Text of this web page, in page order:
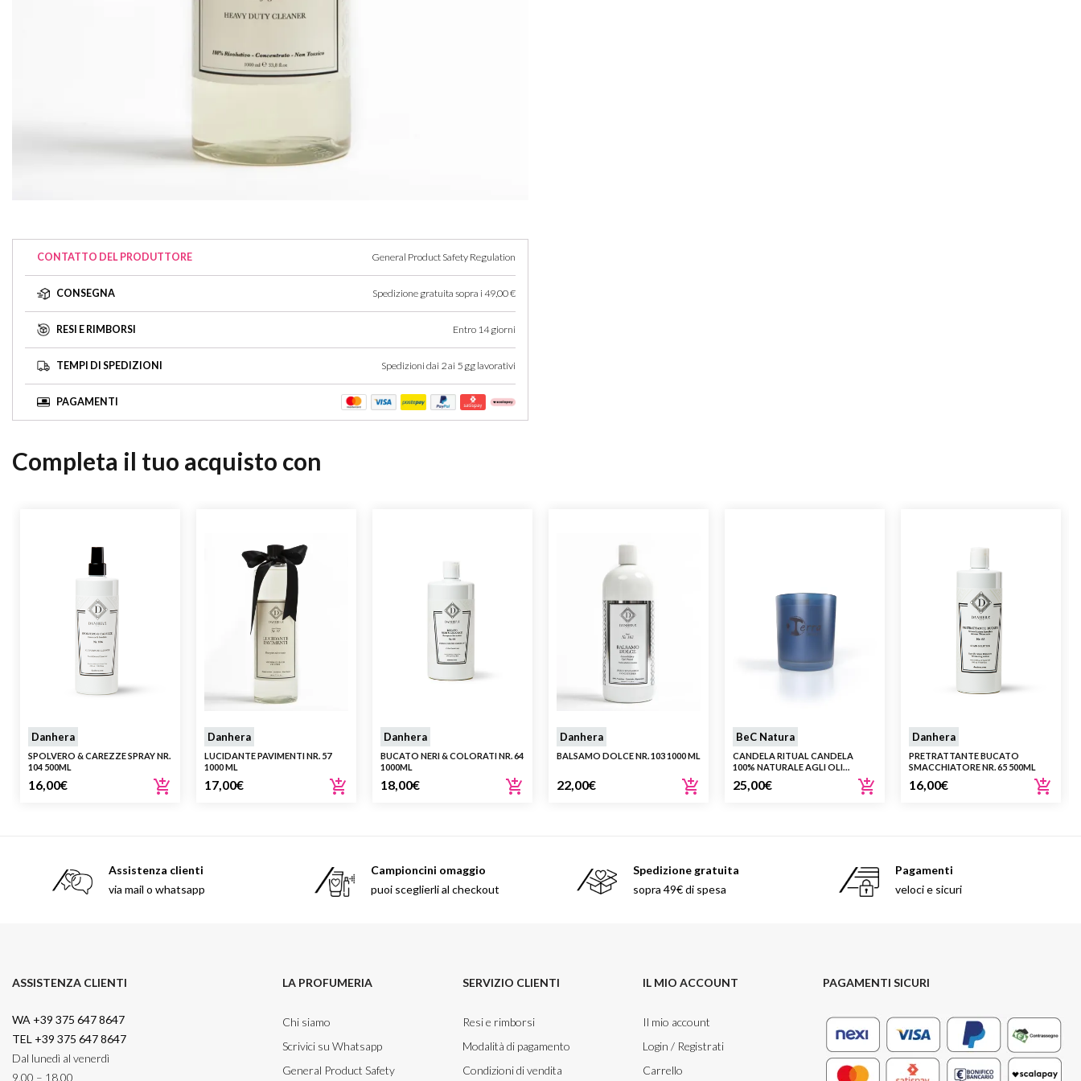
CONTATTO DEL PRODUTTORE General Product Safety Regulation
CONSEGNA Spedizione gratuita sopra i 49,00 €
RESI E RIMBORSI Entro 14 giorni
TEMPI DI SPEDIZIONI Spedizioni dai 2 ai 5 gg lavorativi
PAGAMENTI
Completa il tuo acquisto con
Danhera
SPOLVERO & CAREZZE SPRAY NR.
104 500ML
16,00€
Danhera
LUCIDANTE PAVIMENTI NR. 57
1000 ML
17,00€
Danhera
BUCATO NERI & COLORATI NR. 64
1000ML
18,00€
Danhera
BALSAMO DOLCE NR. 103 1000 ML
22,00€
BeC Natura
CANDELA RITUAL CANDELA
100% NATURALE AGLI OLI
25,00€
Danhera
PRETRATTANTE BUCATO
SMACCHIATORE NR. 65 500ML
16,00€
Assistenza clienti
via mail o whatsapp
Campioncini omaggio
puoi sceglierli al checkout
Spedizione gratuita
sopra 49€ di spesa
Pagamenti
veloci e sicuri
ASSISTENZA CLIENTI
WA +39 375 647 8647
TEL +39 375 647 8647
Dal lunedì al venerdì
9.00 – 18.00
LA PROFUMERIA
Chi siamo
Scrivici su Whatsapp
General Product Safety
SERVIZIO CLIENTI
Resi e rimborsi
Modalità di pagamento
Condizioni di vendita
IL MIO ACCOUNT
Il mio account
Login / Registrati
Carrello
PAGAMENTI SICURI